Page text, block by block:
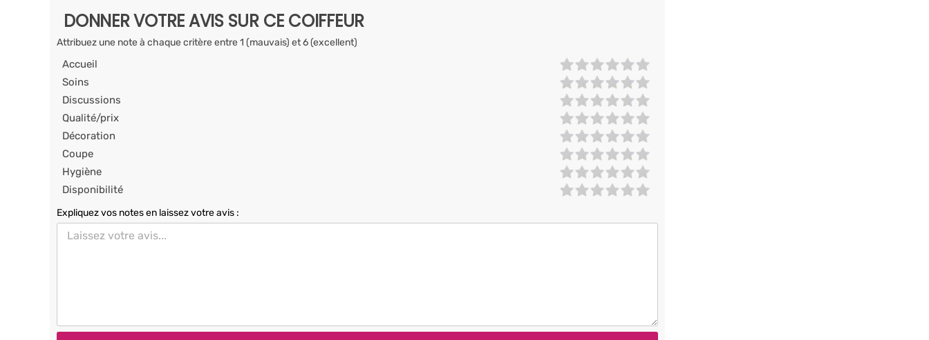
DONNER VOTRE AVIS SUR CE COIFFEUR
Attribuez une note à chaque critère entre 1 (mauvais) et 6 (excellent)
Accueil
Soins
Discussions
Qualité/prix
Décoration
Coupe
Hygiène
Disponibilité
Expliquez vos notes en laissez votre avis :